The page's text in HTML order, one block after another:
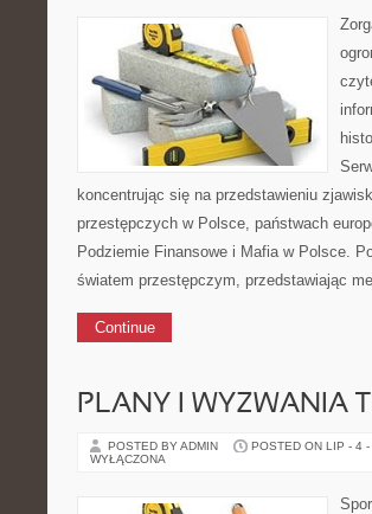
koncentrując się na przedstawieniu
przestępczych w Polsce, państwach
Podziemie Finansowe i Mafia w Polsce.
światem przestępczym, przedstawiając
Continue
PLANY I WYZWANIA
POSTED BY ADMIN POSTED ON LIP - 4
WYŁĄCZONA